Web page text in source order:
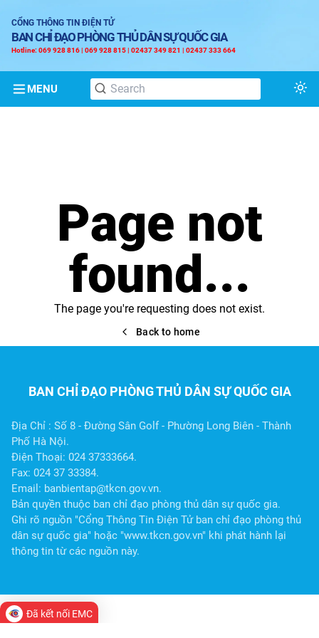
CỔNG THÔNG TIN ĐIỆN TỬ
BAN CHỈ ĐẠO PHÒNG THỦ DÂN SỰ QUỐC GIA
Hotline: 069 928 816 | 069 928 815 | 02437 349 821 | 02437 333 664
MENU
Page not
found...
The page you're requesting does not exist.
Back to home
BAN CHỈ ĐẠO PHÒNG THỦ DÂN SỰ QUỐC GIA
Địa Chỉ : Số 8 - Đường Sân Golf - Phường Long Biên - Thành
Phố Hà Nội.
Điện Thoại: 024 37333664.
Fax: 024 37 33384.
Email: banbientap@tkcn.gov.vn.
Bản quyền thuộc ban chỉ đạo phòng thủ dân sự quốc gia.
Ghi rõ nguồn "Cổng Thông Tin Điện Tử ban chỉ đạo phòng thủ
dân sự quốc gia" hoặc "www.tkcn.gov.vn" khi phát hành lại
thông tin từ các nguồn này.
Đã kết nối EMC